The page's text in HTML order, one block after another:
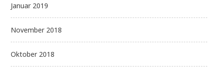
Januar 2019
November 2018
Oktober 2018